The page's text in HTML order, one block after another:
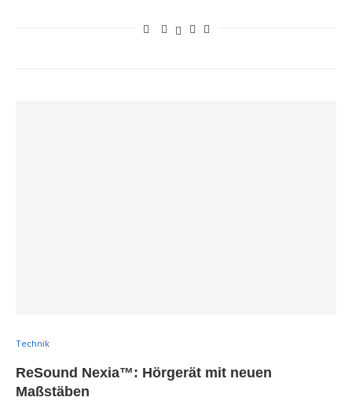
Technik
ReSound Nexia™: Hörgerät mit neuen
Maßstäben